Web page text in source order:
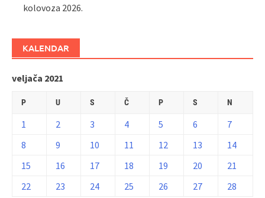
kolovoza 2026.
KALENDAR
veljača 2021
P U S Č P S N
1 2 3 4 5 6
7
8
9 10 11 12 13
14
15
16 17 18 19 20
21
22
23 24 25 26 27 28